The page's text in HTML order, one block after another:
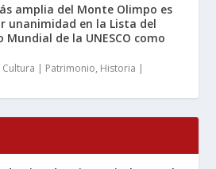
amplia del Monte Olimpo es
unanimidad en la Lista del
de la UNESCO como
Cultura | Patrimonio, Historia |